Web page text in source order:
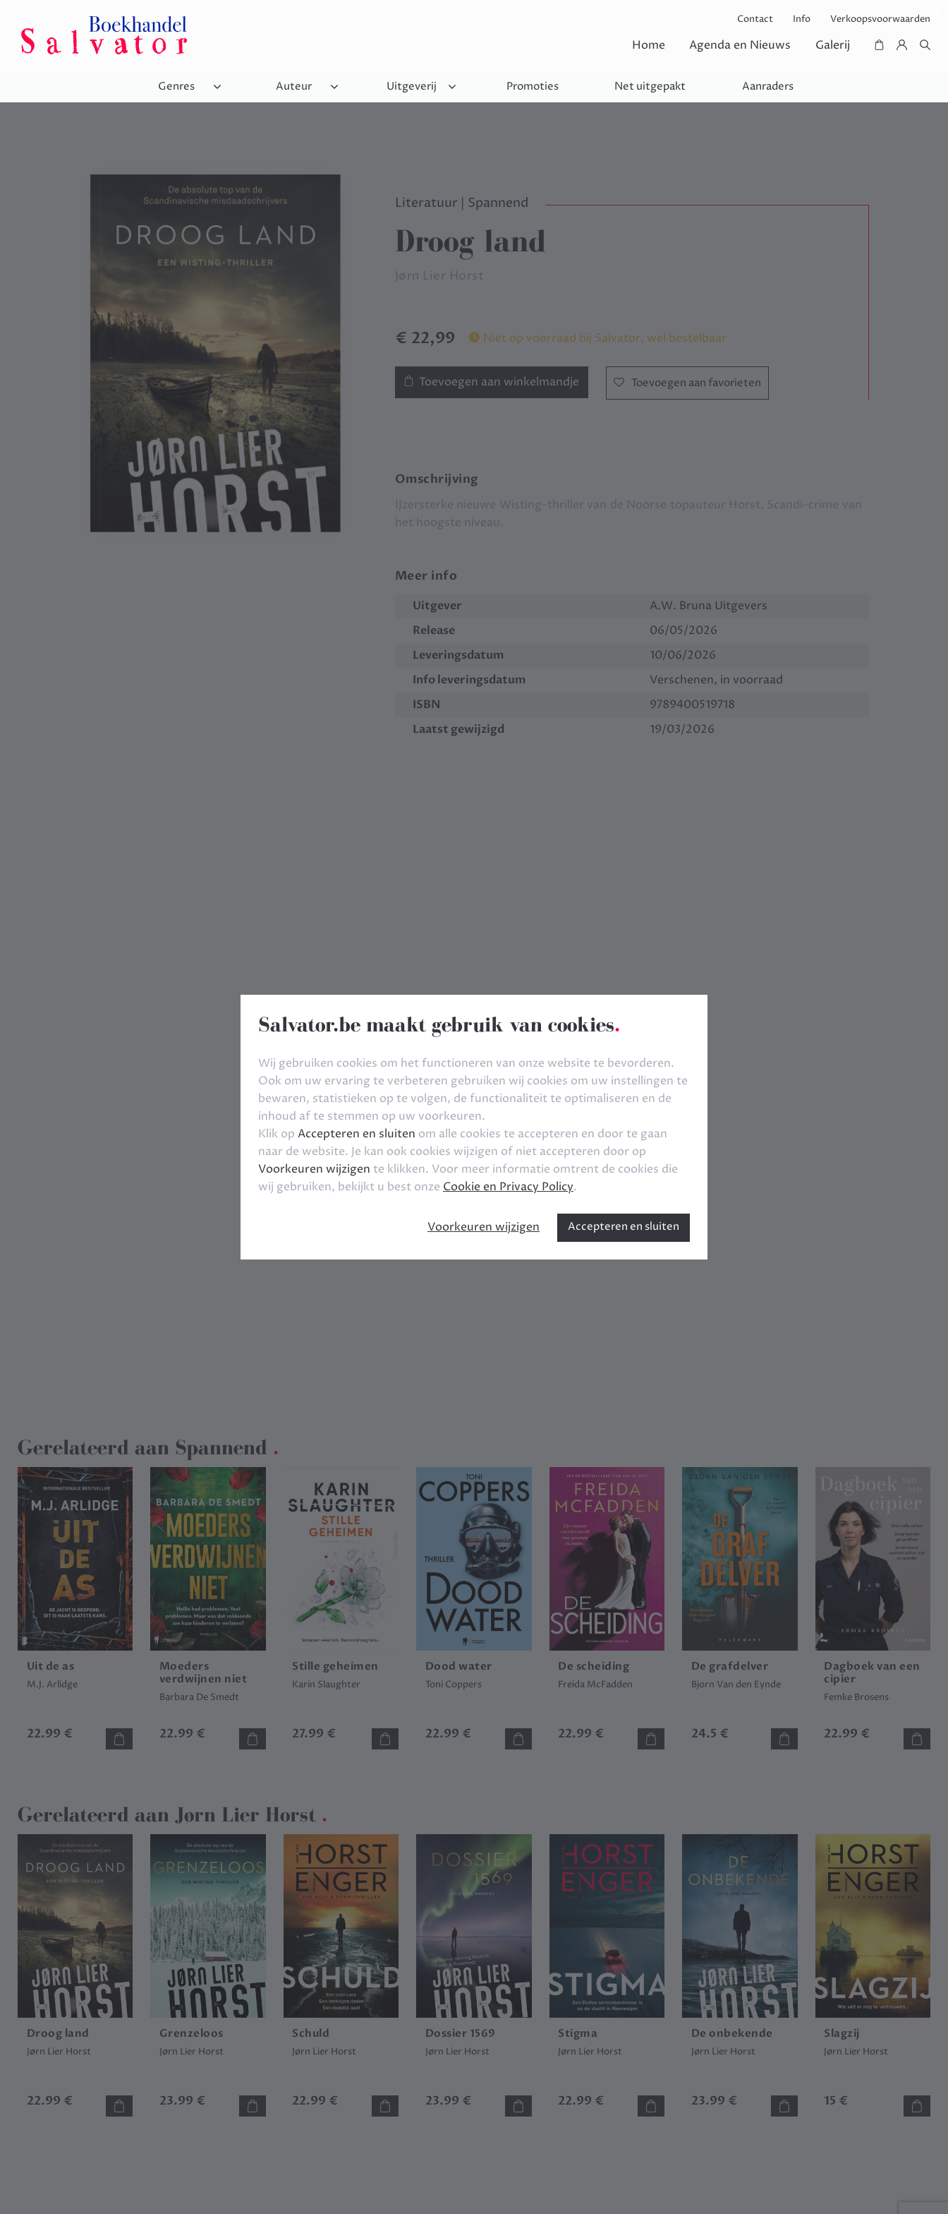
Contact Info Verkoopsvoorwaarden
Home Agenda en Nieuws Galerij
Genres Auteur Uitgeverij Promoties Net uitgepakt Aanraders
Literatuur | Spannend
Droog land
Jørn Lier Horst
€ 22,99 Niet op voorraad bij Salvator, wel bestelbaar
Toevoegen aan winkelmandje Toevoegen aan favorieten
Omschrijving
IJzersterke nieuwe Wisting-thriller van de Noorse topauteur Horst. Scandi-crime van
het hoogste niveau.
Meer info
Uitgever
A.W. Bruna Uitgevers
Release
06/05/2026
Leveringsdatum
10/06/2026
Info leveringsdatum
Verschenen, in voorraad
ISBN
9789400519718
Laatst gewijzigd
19/03/2026
Gerelateerd aan Spannend .
Uit de as
M.J. Arlidge
22.99 €
Moeders
verdwijnen niet
Barbara De Smedt
22.99 €
Stille geheimen
Karin Slaughter
27.99 €
Dood water
Toni Coppers
22.99 €
De scheiding
Freida McFadden
22.99 €
De grafdelver
Bjorn Van den Eynde
24.5 €
Dagboek van een
cipier
Femke Brosens
22.99 €
Gerelateerd aan Jørn Lier Horst .
Droog land
Jørn Lier Horst
22.99 €
Grenzeloos
Jørn Lier Horst
23.99 €
Schuld
Jørn Lier Horst
22.99 €
Dossier 1569
Jørn Lier Horst
23.99 €
Stigma
Jørn Lier Horst
22.99 €
De onbekende
Jørn Lier Horst
23.99 €
Slagzij
Jørn Lier Horst
15 €
Salvator.be maakt gebruik van cookies.
Wij gebruiken cookies om het functioneren van onze website te bevorderen.
Ook om uw ervaring te verbeteren gebruiken wij cookies om uw instellingen te
bewaren, statistieken op te volgen, de functionaliteit te optimaliseren en de
inhoud af te stemmen op uw voorkeuren.
Klik op Accepteren en sluiten om alle cookies te accepteren en door te gaan
naar de website. Je kan ook cookies wijzigen of niet accepteren door op
Voorkeuren wijzigen te klikken. Voor meer informatie omtrent de cookies die
wij gebruiken, bekijkt u best onze Cookie en Privacy Policy.
Accepteren en sluiten
Voorkeuren wijzigen